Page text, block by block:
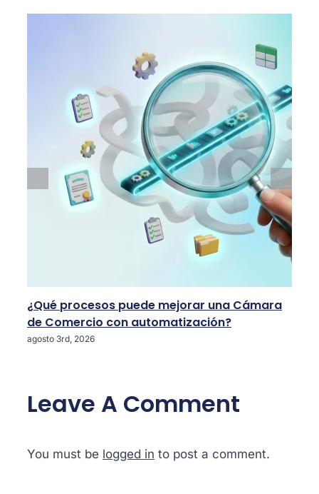
¿Qué procesos puede mejorar una Cámara
de Comercio con automatización?
agosto 3rd, 2026
Leave A Comment
You must be logged in to post a comment.